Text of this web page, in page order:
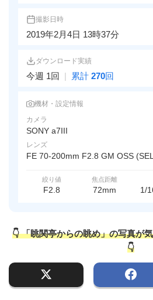
撮影日時
2019年2月4日 13時37分
ダウンロード実績
今週 1回 | 累計 270回
機材・設定情報
カメラ
SONY a7III
レンズ
FE 70-200mm F2.8 GM OSS
絞り値
F2.8
焦点距離
72mm 1/
👇 「眺関亭からの眺め」の写真が
👇